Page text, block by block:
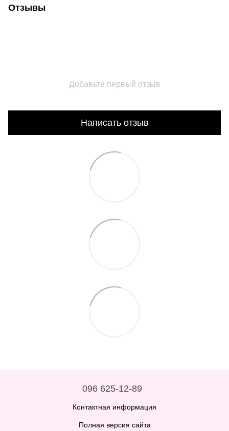
Отзывы
Добавьте первый отзыв
Написать отзыв
096 625-12-89
Контактная информация
Полная версия сайта